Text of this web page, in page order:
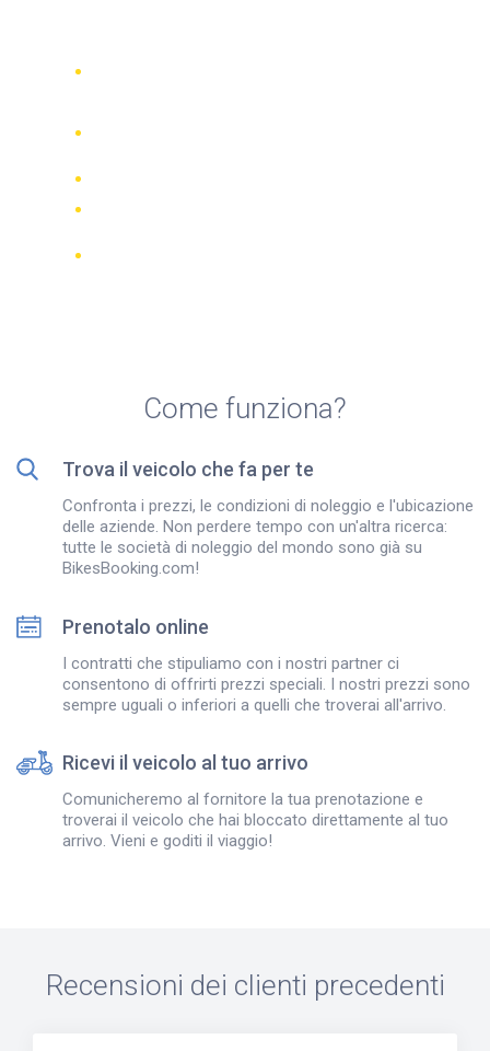
Come funziona?
Trova il veicolo che fa per te
Confronta i prezzi, le condizioni di noleggio e l'ubicazione
delle aziende. Non perdere tempo con un'altra ricerca:
tutte le società di noleggio del mondo sono già su
BikesBooking.com!
Prenotalo online
I contratti che stipuliamo con i nostri partner ci
consentono di offrirti prezzi speciali. I nostri prezzi sono
sempre uguali o inferiori a quelli che troverai all'arrivo.
Ricevi il veicolo al tuo arrivo
Comunicheremo al fornitore la tua prenotazione e
troverai il veicolo che hai bloccato direttamente al tuo
arrivo. Vieni e goditi il viaggio!
Recensioni dei clienti precedenti